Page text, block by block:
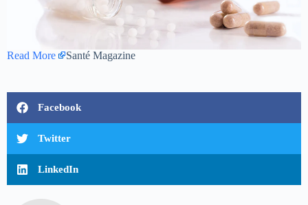
Read More Santé Magazine
Facebook
Twitter
LinkedIn